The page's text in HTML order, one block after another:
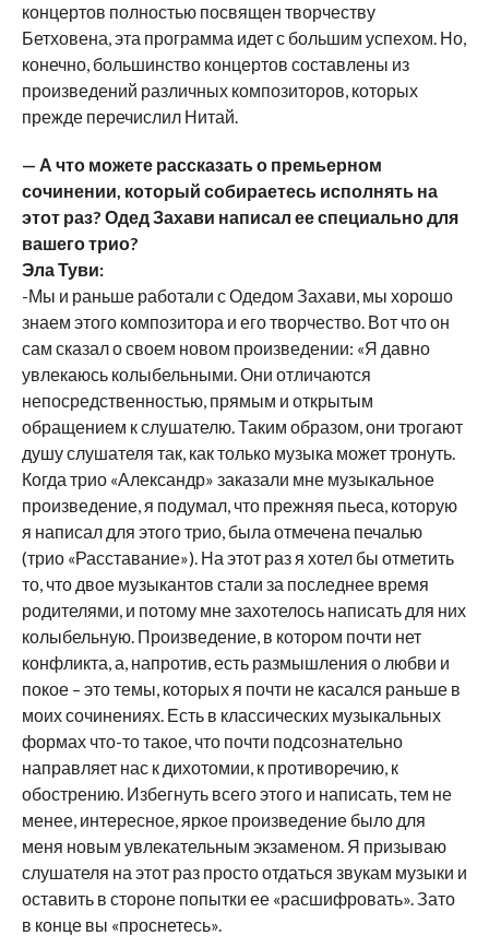
концертов полностью посвящен творчеству
Бетховена, эта программа идет с большим успехом. Но,
конечно, большинство концертов составлены из
произведений различных композиторов, которых
прежде перечислил Нитай.
— А что можете рассказать о премьерном
сочинении, который собираетесь исполнять на
этот раз? Одед Захави написал ее специально для
вашего трио?
Эла Туви:
-Мы и раньше работали с Одедом Захави, мы хорошо
знаем этого композитора и его творчество. Вот что он
сам сказал о своем новом произведении: «Я давно
увлекаюсь колыбельными. Они отличаются
непосредственностью, прямым и открытым
обращением к слушателю. Таким образом, они трогают
душу слушателя так, как только музыка может тронуть.
Когда трио «Александр» заказали мне музыкальное
произведение, я подумал, что прежняя пьеса, которую
я написал для этого трио, была отмечена печалью
(трио «Расставание»). На этот раз я хотел бы отметить
то, что двое музыкантов стали за последнее время
родителями, и потому мне захотелось написать для них
колыбельную. Произведение, в котором почти нет
конфликта, а, напротив, есть размышления о любви и
покое – это темы, которых я почти не касался раньше в
моих сочинениях. Есть в классических музыкальных
формах что-то такое, что почти подсознательно
направляет нас к дихотомии, к противоречию, к
обострению. Избегнуть всего этого и написать, тем не
менее, интересное, яркое произведение было для
меня новым увлекательным экзаменом. Я призываю
слушателя на этот раз просто отдаться звукам музыки и
оставить в стороне попытки ее «расшифровать». Зато
в конце вы «проснетесь».